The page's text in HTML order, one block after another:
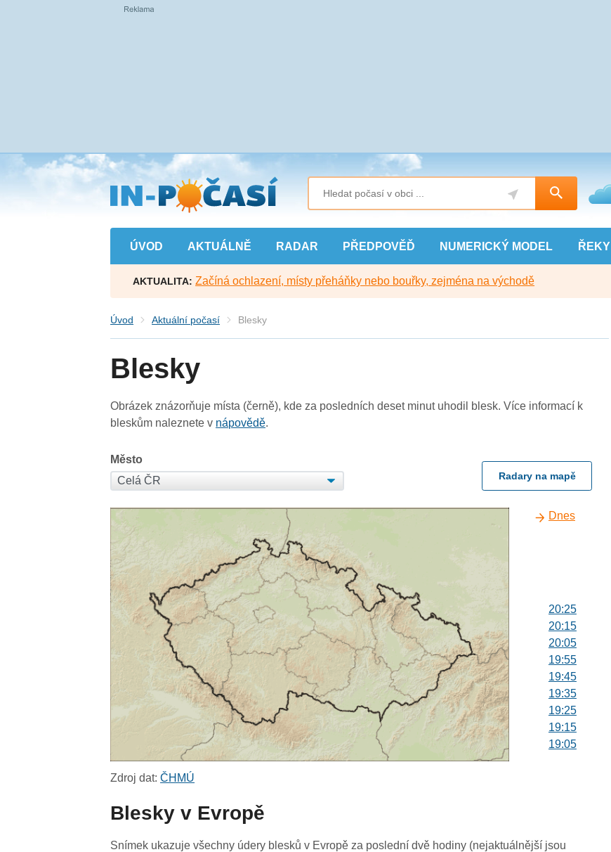
Přejít
na
hlavní
obsah
ÚVOD AKTUÁLNĚ RADAR PŘEDPOVĚĎ NUMERICKÝ MODEL ŘEKY
AKTUALITA: Začíná ochlazení, místy přeháňky nebo bouřky, zejména na východě
Úvod Aktuální počasí Blesky
Blesky
Obrázek znázorňuje místa (černě), kde za posledních deset minut uhodil blesk. Více informací k
bleskům naleznete v nápovědě.
Město
Radary na mapě
Dnes
20:25
20:15
20:05
19:55
19:45
19:35
19:25
19:15
19:05
18:05
Zdroj dat:ČHMÚ
Blesky v Evropě
Snímek ukazuje všechny údery blesků v Evropě za poslední dvě hodiny (nejaktuálnější jsou